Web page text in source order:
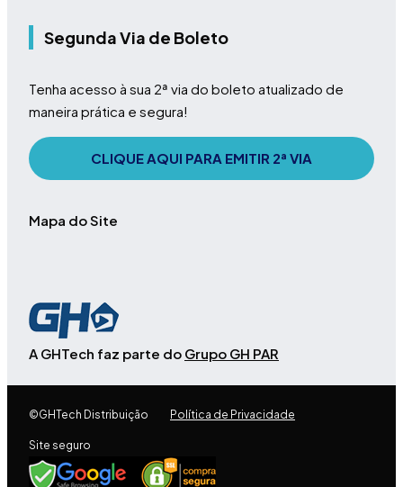
Segunda Via de Boleto
Tenha acesso à sua 2ª via do boleto atualizado de
maneira prática e segura!
CLIQUE AQUI PARA EMITIR 2ª VIA
Mapa do Site
A GHTech faz parte do Grupo GH PAR
©GHTech Distribuição Política de Privacidade
Site seguro